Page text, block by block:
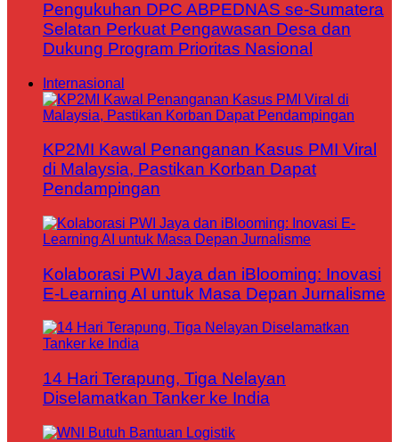
Pengukuhan DPC ABPEDNAS se-Sumatera
Selatan Perkuat Pengawasan Desa dan
Dukung Program Prioritas Nasional
Internasional
KP2MI Kawal Penanganan Kasus PMI Viral
di Malaysia, Pastikan Korban Dapat
Pendampingan
Kolaborasi PWI Jaya dan iBlooming: Inovasi
E-Learning AI untuk Masa Depan Jurnalisme
14 Hari Terapung, Tiga Nelayan
Diselamatkan Tanker ke India